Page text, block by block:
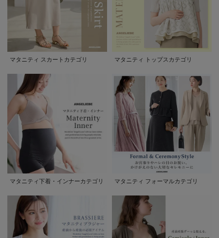
マタニティ スカートカテゴリ マタニティ トップスカテゴリ
マタニティ下着・インナーカテゴリ マタニティ フォーマルカテゴリ